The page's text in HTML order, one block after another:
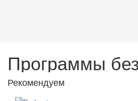
Рекомендуем